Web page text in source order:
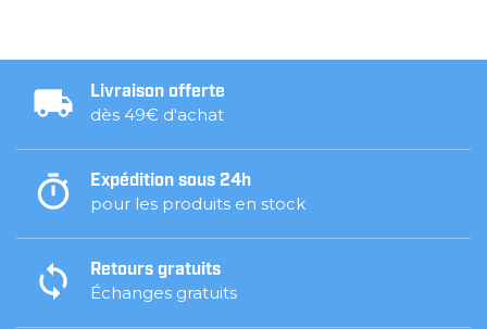
Livraison offerte
dès 49€ d'achat
Expédition sous 24h
pour les produits en stock
Retours gratuits
Échanges gratuits